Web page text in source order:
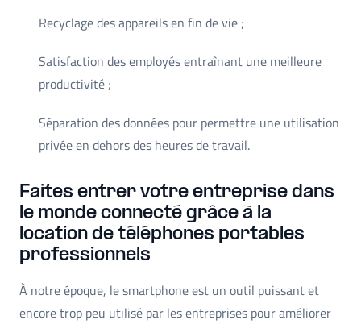
Recyclage des appareils en fin de vie ;
Satisfaction des employés entraînant une meilleure
productivité ;
Séparation des données pour permettre une utilisation
privée en dehors des heures de travail.
Faites entrer votre entreprise dans
le monde connecté grâce à la
location de téléphones portables
professionnels
À notre époque, le smartphone est un outil puissant et
encore trop peu utilisé par les entreprises pour améliorer